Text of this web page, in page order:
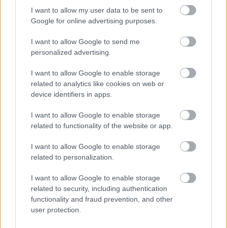
I want to allow my user data to be sent to
Google for online advertising purposes.
I want to allow Google to send me
personalized advertising.
I want to allow Google to enable storage
related to analytics like cookies on web or
device identifiers in apps.
I want to allow Google to enable storage
related to functionality of the website or app.
I want to allow Google to enable storage
related to personalization.
I want to allow Google to enable storage
related to security, including authentication
functionality and fraud prevention, and other
user protection.
Real Sociedad
ARAMBURU
SERGIO GOMEZ
ZUBELDIA
JON MARTÍN
KUBO
OYARZABAL
OSKARSSON